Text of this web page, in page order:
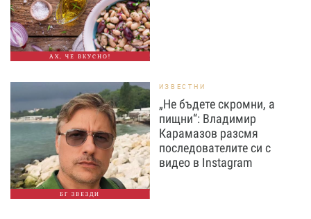
АХ, ЧЕ ВКУСНО!
БГ ЗВЕЗДИ
ИЗВЕСТНИ
„Не бъдете скромни, а
пищни“: Владимир
Карамазов разсмя
последователите си с
видео в Instagram